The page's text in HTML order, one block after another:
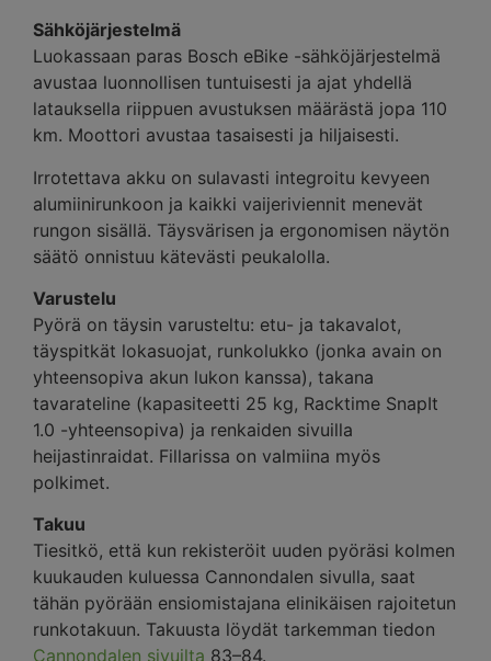
Sähköjärjestelmä
Luokassaan paras Bosch eBike -sähköjärjestelmä
avustaa luonnollisen tuntuisesti ja ajat yhdellä
latauksella riippuen avustuksen määrästä jopa 110
km. Moottori avustaa tasaisesti ja hiljaisesti.
Irrotettava akku on sulavasti integroitu kevyeen
alumiinirunkoon ja kaikki vaijeriviennit menevät
rungon sisällä. Täysvärisen ja ergonomisen näytön
säätö onnistuu kätevästi peukalolla.
Varustelu
Pyörä on täysin varusteltu: etu- ja takavalot,
täyspitkät lokasuojat, runkolukko (jonka avain on
yhteensopiva akun lukon kanssa), takana
tavarateline (kapasiteetti 25 kg, Racktime SnapIt
1.0 -yhteensopiva) ja renkaiden sivuilla
heijastinraidat. Fillarissa on valmiina myös
polkimet.
Takuu
Tiesitkö, että kun rekisteröit uuden pyöräsi kolmen
kuukauden kuluessa Cannondalen sivulla, saat
tähän pyörään ensiomistajana elinikäisen rajoitetun
runkotakuun. Takuusta löydät tarkemman tiedon
Cannondalen sivuilta 83–84.